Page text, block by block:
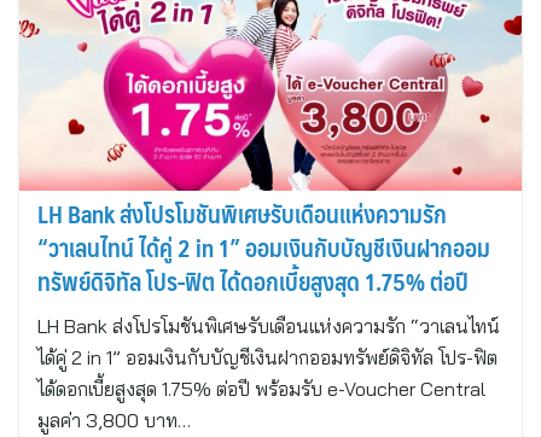
LH Bank ส่งโปรโมชันพิเศษรับเดือนแห่งความรัก
“วาเลนไทน์ ได้คู่ 2 in 1” ออมเงินกับบัญชีเงินฝากออม
ทรัพย์ดิจิทัล โปร-ฟิต ได้ดอกเบี้ยสูงสุด 1.75% ต่อปี
LH Bank ส่งโปรโมชันพิเศษรับเดือนแห่งความรัก “วาเลนไทน์
ได้คู่ 2 in 1” ออมเงินกับบัญชีเงินฝากออมทรัพย์ดิจิทัล โปร-ฟิต
ได้ดอกเบี้ยสูงสุด 1.75% ต่อปี พร้อมรับ e-Voucher Central
มูลค่า 3,800 บาท…